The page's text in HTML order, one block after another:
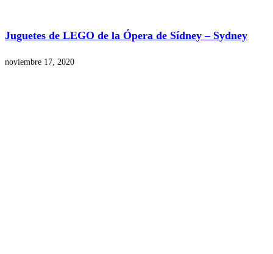
Juguetes de LEGO de la Ópera de Sídney – Sydney
noviembre 17, 2020